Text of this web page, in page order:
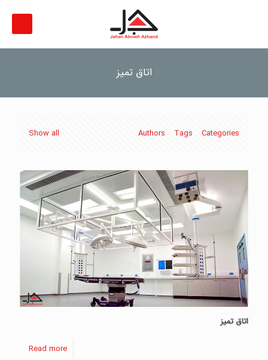
اتاق تمیز
Categories
Tags
Authors
Show all
اتاق تمیز
Read more